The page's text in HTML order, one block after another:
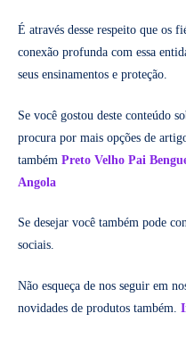
É através desse respeito que os
conexão profunda com essa
seus ensinamentos e proteção.
Se você gostou deste conteúdo
procura por mais opções de
também Preto Velho Pai
Angola
Se desejar você também pode
sociais.
Não esqueça de nos seguir em
novidades de produtos também.